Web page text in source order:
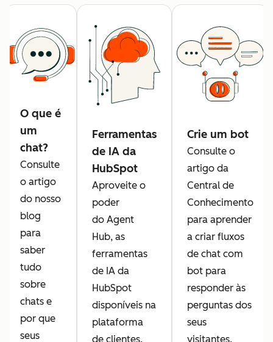
O que é
um
chat?
Consulte
o artigo
do nosso
blog
para
saber
tudo
sobre
chats e
por que
seus
Ferramentas
de IA da
HubSpot
Aproveite o
poder
do Agent
Hub, as
ferramentas
de IA da
HubSpot
disponíveis na
plataforma
de clientes.
Crie um bot
Consulte o
artigo da
Central de
Conhecimento
para aprender
a criar fluxos
de chat com
bot para
responder às
perguntas dos
seus
visitantes.